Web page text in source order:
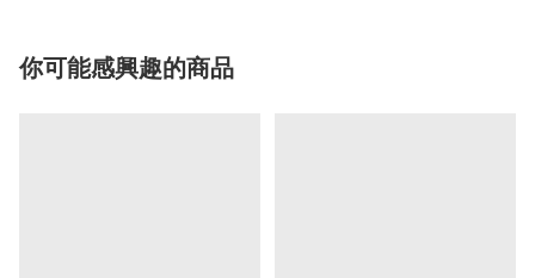
你可能感興趣的商品